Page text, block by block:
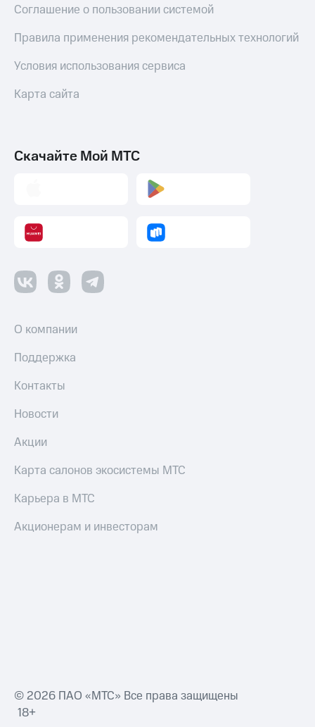
Соглашение о пользовании системой
Правила применения рекомендательных технологий
Условия использования сервиса
Карта сайта
Скачайте Мой МТС
О компании
Поддержка
Контакты
Новости
Акции
Карта салонов экосистемы МТС
Карьера в МТС
Акционерам и инвесторам
© 2026 ПАО «МТС» Все права защищены
18+